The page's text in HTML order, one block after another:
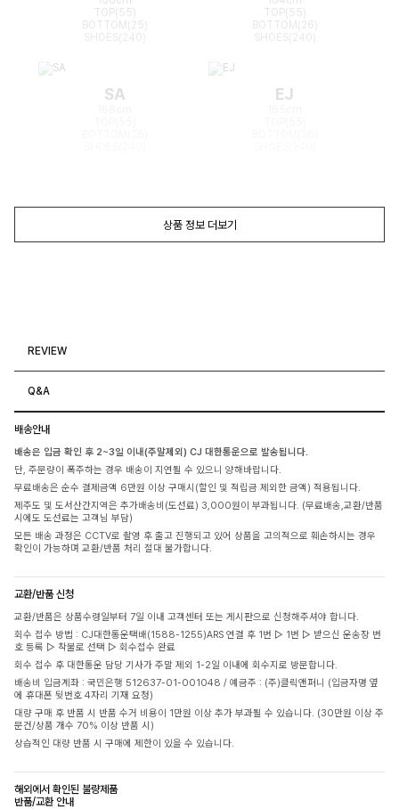
TOP(55)
BOTTOM(25)
TOP(55)
BOTTOM(26)
SA EJ
상품 정보 더보기
REVIEW
Q&A
배송안내
배송은 입금 확인 후 2~3일 이내(주말제외) CJ 대한통운으로 발송됩니다.
단, 주문량이 폭주하는 경우 배송이 지연될 수 있으니 양해바랍니다.
무료배송은 순수 결제금액 6만원 이상 구매시(할인 및 적립금 제외한 금액) 적용됩니다.
제주도 및 도서산간지역은 추가배송비(도선료) 3,000원이 부과됩니다. (무료배송,교환/반품
시에도 도선료는 고객님 부담)
모든 배송 과정은 CCTV로 촬영 후 출고 진행되고 있어 상품을 고의적으로 훼손하시는 경우
확인이 가능하며 교환/반품 처리 절대 불가합니다.
교환/반품 신청
교환/반품은 상품수령일부터 7일 이내 고객센터 또는 게시판으로 신청해주셔야 합니다.
회수 접수 방법 : CJ대한통운택배(1588-1255)ARS 연결 후 1번 ▷ 1번 ▷ 받으신 운송장 번
호 등록 ▷ 착불로 선택 ▷ 회수접수 완료
회수 접수 후 대한통운 담당 기사가 주말 제외 1-2일 이내에 회수지로 방문합니다.
배송비 입금계좌 : 국민은행 512637-01-001048 / 예금주 : (주)클릭앤퍼니 (입금자명 옆
에 휴대폰 뒷번호 4자리 기재 요청)
대량 구매 후 반품 시 반품 수거 비용이 1만원 이상 추가 부과될 수 있습니다. (30만원 이상 주
문건/상품 개수 70% 이상 반품 시)
상습적인 대량 반품 시 구매에 제한이 있을 수 있습니다.
해외에서 확인된 불량제품
반품/교환 안내